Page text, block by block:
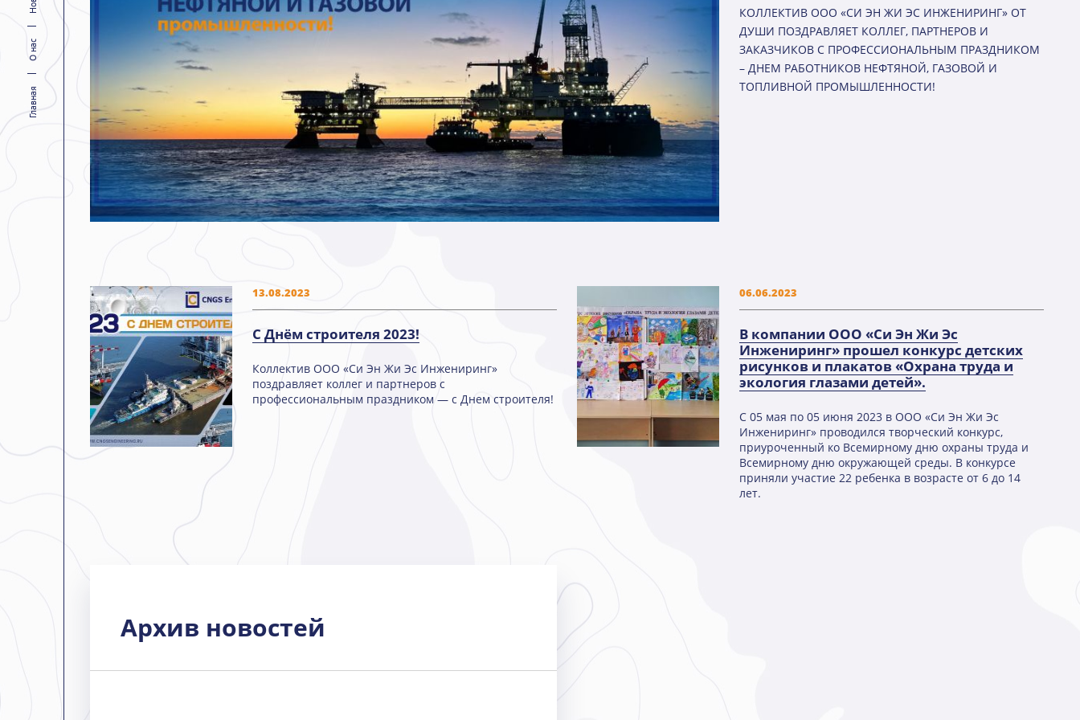
Главная
О нас
КОЛЛЕКТИВ ООО «СИ ЭН ЖИ ЭС ИНЖЕНИРИНГ» ОТ
ДУШИ ПОЗДРАВЛЯЕТ КОЛЛЕГ, ПАРТНЕРОВ И
ЗАКАЗЧИКОВ С ПРОФЕССИОНАЛЬНЫМ ПРАЗДНИКОМ
– ДНЕМ РАБОТНИКОВ НЕФТЯНОЙ, ГАЗОВОЙ И
ТОПЛИВНОЙ ПРОМЫШЛЕННОСТИ!
13.08.2023
С Днём строителя 2023!
Коллектив ООО «Си Эн Жи Эс Инжениринг»
поздравляет коллег и партнеров с
профессиональным праздником — с Днем строителя!
06.06.2023
В компании ООО «Си Эн Жи Эс
Инжениринг» прошел конкурс детских
рисунков и плакатов «Охрана труда и
экология глазами детей».
С 05 мая по 05 июня 2023 в ООО «Си Эн Жи Эс
Инжениринг» проводился творческий конкурс,
приуроченный ко Всемирному дню охраны труда и
Всемирному дню окружающей среды. В конкурсе
приняли участие 22 ребенка в возрасте от 6 до 14
лет.
Архив новостей